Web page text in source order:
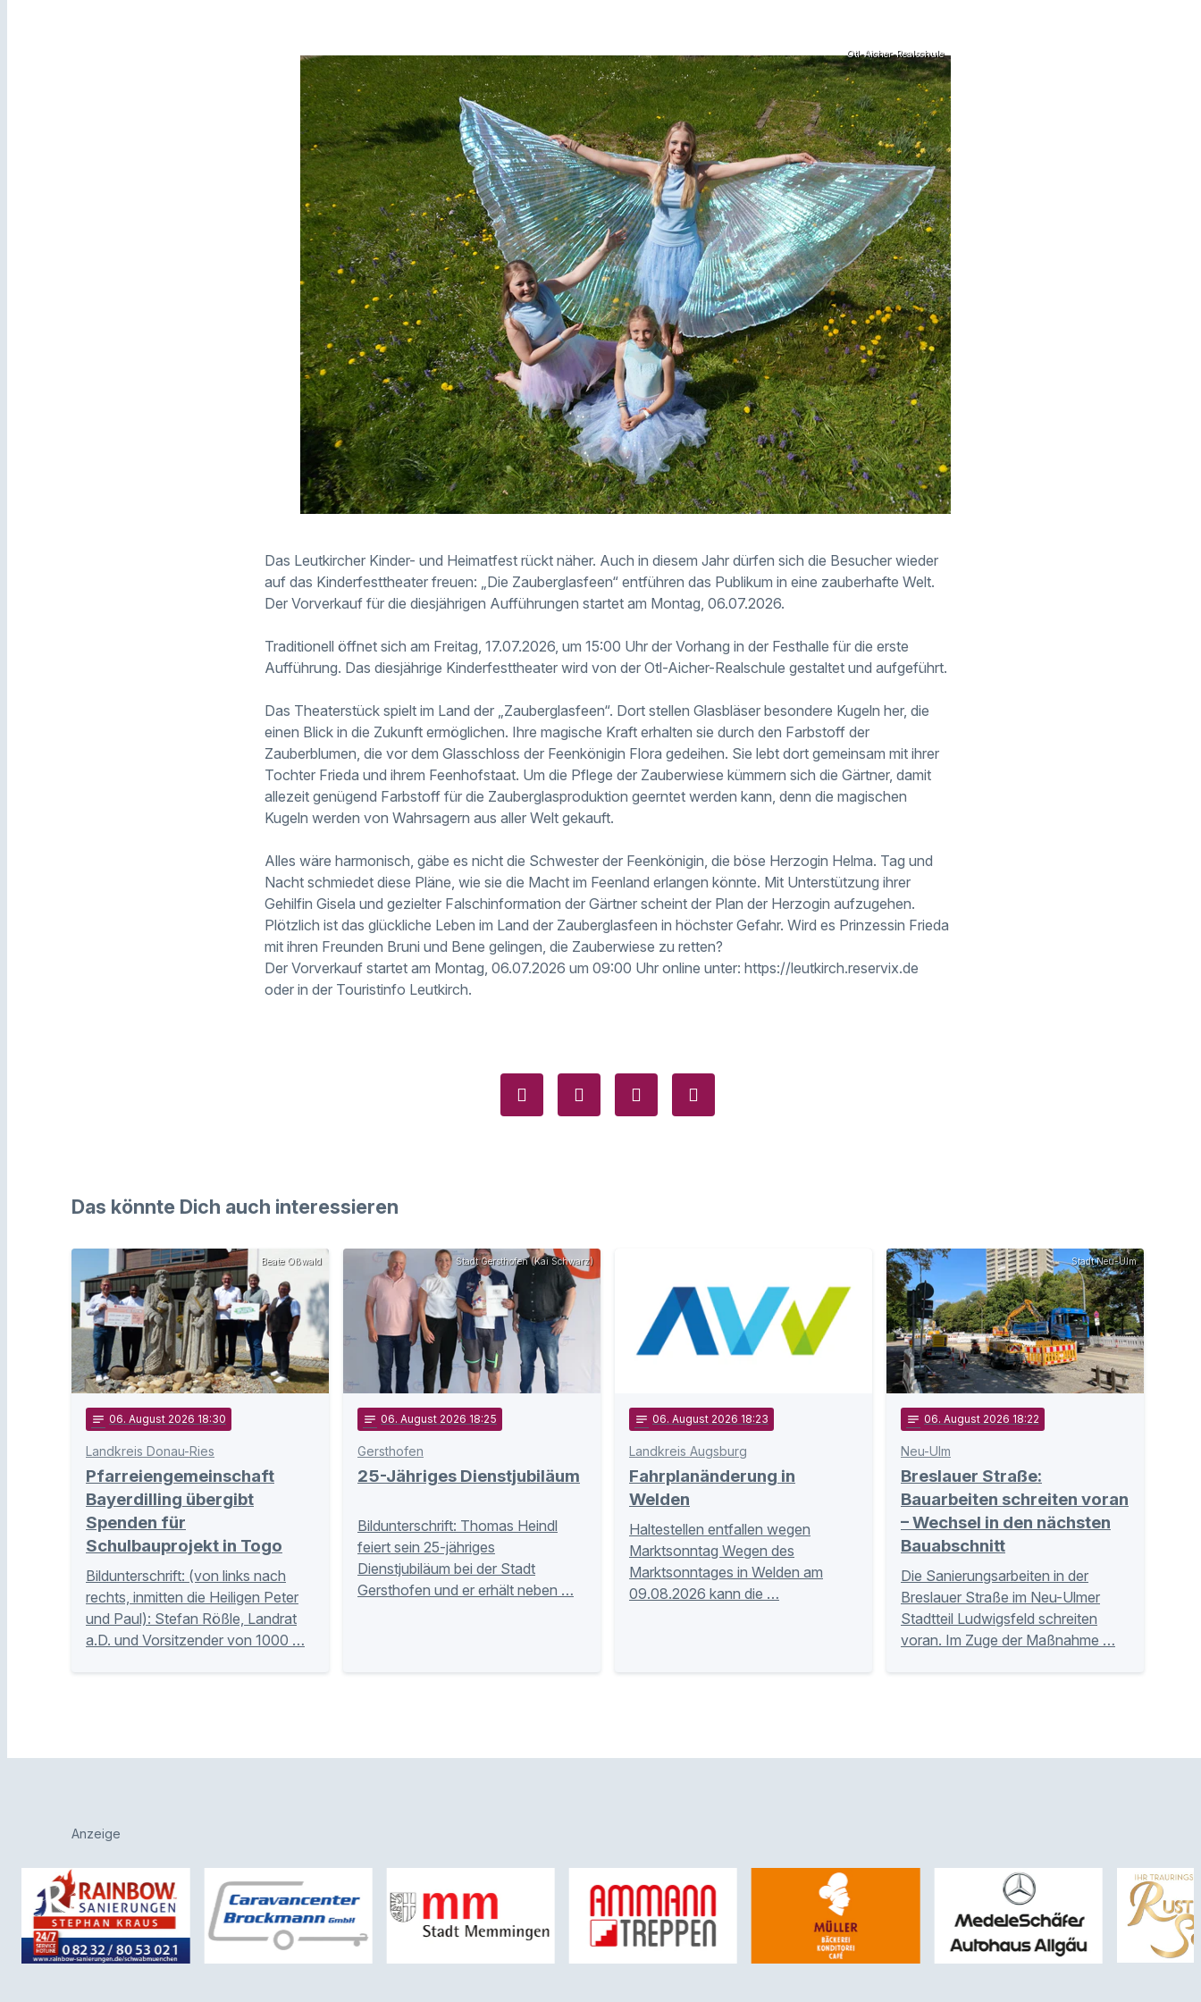
Otl-Aicher-Realschule
Das Leutkircher Kinder- und Heimatfest rückt näher. Auch in diesem Jahr dürfen sich die Besucher wieder
auf das Kinderfesttheater freuen: „Die Zauberglasfeen“ entführen das Publikum in eine zauberhafte Welt.
Der Vorverkauf für die diesjährigen Aufführungen startet am Montag, 06.07.2026.
Traditionell öffnet sich am Freitag, 17.07.2026, um 15:00 Uhr der Vorhang in der Festhalle für die erste
Aufführung. Das diesjährige Kinderfesttheater wird von der Otl-Aicher-Realschule gestaltet und aufgeführt.
Das Theaterstück spielt im Land der „Zauberglasfeen“. Dort stellen Glasbläser besondere Kugeln her, die
einen Blick in die Zukunft ermöglichen. Ihre magische Kraft erhalten sie durch den Farbstoff der
Zauberblumen, die vor dem Glasschloss der Feenkönigin Flora gedeihen. Sie lebt dort gemeinsam mit ihrer
Tochter Frieda und ihrem Feenhofstaat. Um die Pflege der Zauberwiese kümmern sich die Gärtner, damit
allezeit genügend Farbstoff für die Zauberglasproduktion geerntet werden kann, denn die magischen
Kugeln werden von Wahrsagern aus aller Welt gekauft.
Alles wäre harmonisch, gäbe es nicht die Schwester der Feenkönigin, die böse Herzogin Helma. Tag und
Nacht schmiedet diese Pläne, wie sie die Macht im Feenland erlangen könnte. Mit Unterstützung ihrer
Gehilfin Gisela und gezielter Falschinformation der Gärtner scheint der Plan der Herzogin aufzugehen.
Plötzlich ist das glückliche Leben im Land der Zauberglasfeen in höchster Gefahr. Wird es Prinzessin Frieda
mit ihren Freunden Bruni und Bene gelingen, die Zauberwiese zu retten?
Der Vorverkauf startet am Montag, 06.07.2026 um 09:00 Uhr online unter: https://leutkirch.reservix.de
oder in der Touristinfo Leutkirch.
Das könnte Dich auch interessieren
Beate Oßwald
notes 06. August 2026 18:30
Landkreis Donau-Ries
Pfarreiengemeinschaft
Bayerdilling übergibt
Spenden für
Schulbauprojekt in Togo
Bildunterschrift: (von links nach
rechts, inmitten die Heiligen Peter
und Paul): Stefan Rößle, Landrat
a.D. und Vorsitzender von 1000 …
Stadt Gersthofen (Kai Schwarz)
notes 06. August 2026 18:25
Gersthofen
25-Jähriges Dienstjubiläum
Bildunterschrift: Thomas Heindl
feiert sein 25-jähriges
Dienstjubiläum bei der Stadt
Gersthofen und er erhält neben …
notes 06. August 2026 18:23
Landkreis Augsburg
Fahrplanänderung in
Welden
Haltestellen entfallen wegen
Marktsonntag Wegen des
Marktsonntages in Welden am
09.08.2026 kann die …
Stadt Neu-Ulm
notes 06. August 2026 18:22
Neu-Ulm
Breslauer Straße:
Bauarbeiten schreiten voran
– Wechsel in den nächsten
Bauabschnitt
Die Sanierungsarbeiten in der
Breslauer Straße im Neu-Ulmer
Stadtteil Ludwigsfeld schreiten
voran. Im Zuge der Maßnahme …
Anzeige